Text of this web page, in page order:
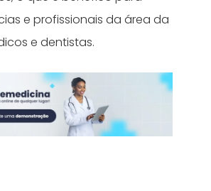
e profissionais da área da
e dentistas.